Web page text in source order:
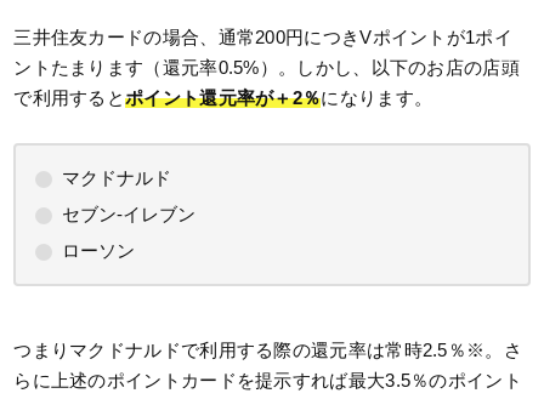
三井住友カードの場合、通常200円につきVポイントが1ポイ
ントたまります（還元率0.5%）。しかし、以下のお店の店頭
で利用するとポイント還元率が＋2％になります。
マクドナルド
セブン‐イレブン
ローソン
つまりマクドナルドで利用する際の還元率は常時2.5％※。さ
らに上述のポイントカードを提示すれば最大3.5％のポイント